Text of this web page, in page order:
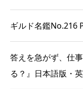
ギルド名鑑No.216
答えを急がず、仕
る？』日本語版・